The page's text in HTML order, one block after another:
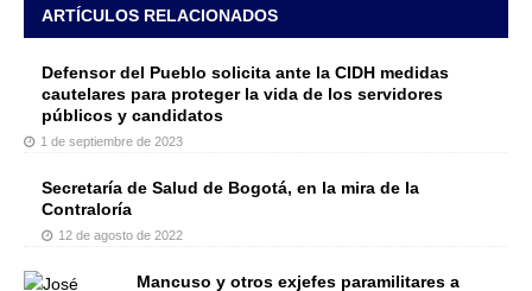
ARTÍCULOS RELACIONADOS
Defensor del Pueblo solicita ante la CIDH medidas
cautelares para proteger la vida de los servidores
públicos y candidatos
1 de septiembre de 2023
Secretaría de Salud de Bogotá, en la mira de la
Contraloría
12 de agosto de 2022
Mancuso y otros exjefes paramilitares a